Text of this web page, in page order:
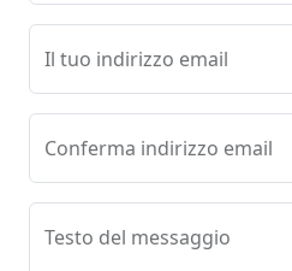
Il tuo indirizzo email
Conferma indirizzo email
Testo del messaggio